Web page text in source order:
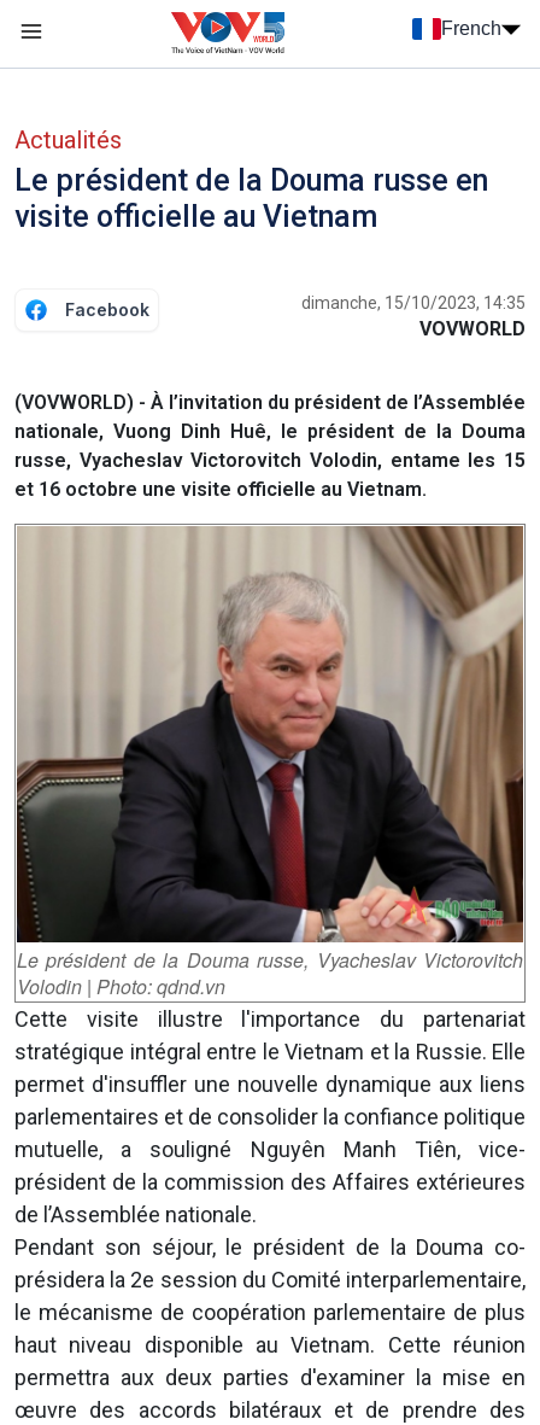
French
Actualités
Le président de la Douma russe en
visite officielle au Vietnam
Facebook dimanche, 15/10/2023, 14:35
VOVWORLD
(VOVWORLD) - À l’invitation du président de l’Assemblée
nationale, Vuong Dinh Huê, le président de la Douma
russe, Vyacheslav Victorovitch Volodin, entame les 15
et 16 octobre une visite officielle au Vietnam.
Le président de la Douma russe, Vyacheslav Victorovitch
Volodin | Photo: qdnd.vn
Cette visite illustre l'importance du partenariat
stratégique intégral entre le Vietnam et la Russie. Elle
permet d'insuffler une nouvelle dynamique aux liens
parlementaires et de consolider la confiance politique
mutuelle, a souligné Nguyên Manh Tiên, vice-
président de la commission des Affaires extérieures
de l’Assemblée nationale.
Pendant son séjour, le président de la Douma co-
présidera la 2e session du Comité interparlementaire,
le mécanisme de coopération parlementaire de plus
haut niveau disponible au Vietnam. Cette réunion
permettra aux deux parties d'examiner la mise en
œuvre des accords bilatéraux et de prendre des